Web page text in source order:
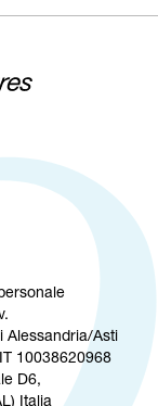
Alessandria/Asti
10038620968
D6,
Italia